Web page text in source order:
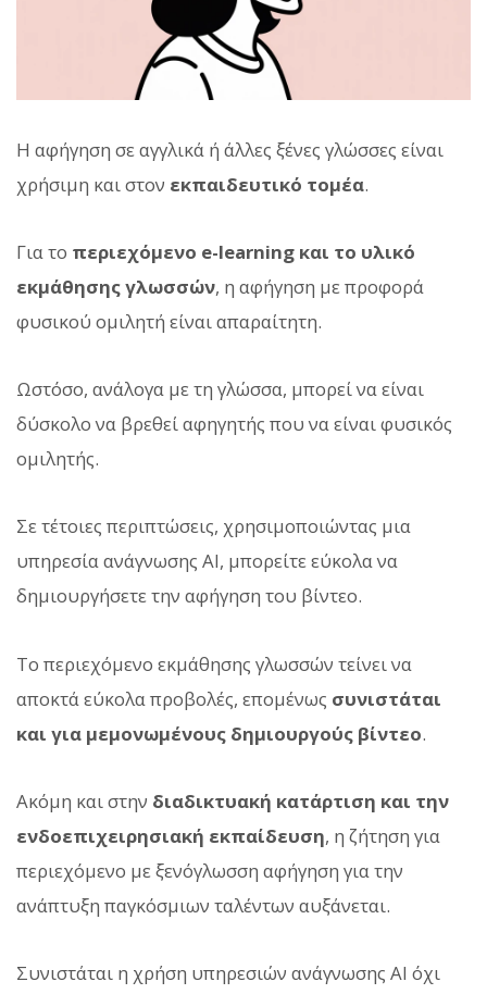
Η αφήγηση σε αγγλικά ή άλλες ξένες γλώσσες είναι
χρήσιμη και στον εκπαιδευτικό τομέα.
Για το περιεχόμενο e-learning και το υλικό
εκμάθησης γλωσσών, η αφήγηση με προφορά
φυσικού ομιλητή είναι απαραίτητη.
Ωστόσο, ανάλογα με τη γλώσσα, μπορεί να είναι
δύσκολο να βρεθεί αφηγητής που να είναι φυσικός
ομιλητής.
Σε τέτοιες περιπτώσεις, χρησιμοποιώντας μια
υπηρεσία ανάγνωσης AI, μπορείτε εύκολα να
δημιουργήσετε την αφήγηση του βίντεο.
Το περιεχόμενο εκμάθησης γλωσσών τείνει να
αποκτά εύκολα προβολές, επομένως συνιστάται
και για μεμονωμένους δημιουργούς βίντεο.
Ακόμη και στην διαδικτυακή κατάρτιση και την
ενδοεπιχειρησιακή εκπαίδευση, η ζήτηση για
περιεχόμενο με ξενόγλωσση αφήγηση για την
ανάπτυξη παγκόσμιων ταλέντων αυξάνεται.
Συνιστάται η χρήση υπηρεσιών ανάγνωσης AI όχι